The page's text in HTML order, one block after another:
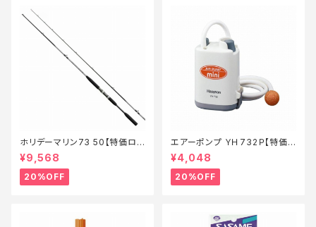
ホリデーマリン73 50【特価ロッ
ド】【20】
¥9,568
20%OFF
エアーポンプ ＹＨ732Ｐ【特価
装備】【20】
¥4,048
20%OFF